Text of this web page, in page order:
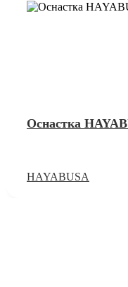
Оснастка
HAYABUSA